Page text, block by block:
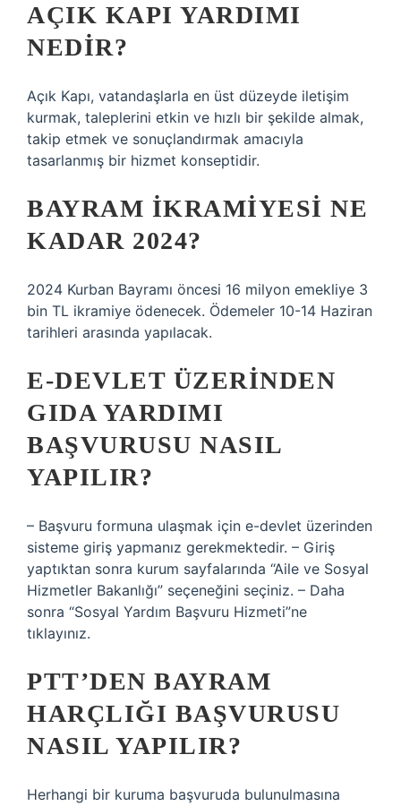
AÇIK KAPI YARDIMI
NEDIR?
Açık Kapı, vatandaşlarla en üst düzeyde iletişim
kurmak, taleplerini etkin ve hızlı bir şekilde almak,
takip etmek ve sonuçlandırmak amacıyla
tasarlanmış bir hizmet konseptidir.
BAYRAM IKRAMIYESI NE
KADAR 2024?
2024 Kurban Bayramı öncesi 16 milyon emekliye 3
bin TL ikramiye ödenecek. Ödemeler 10-14 Haziran
tarihleri ​​arasında yapılacak.
E-DEVLET ÜZERINDEN
GIDA YARDIMI
BAŞVURUSU NASIL
YAPILIR?
– Başvuru formuna ulaşmak için e-devlet üzerinden
sisteme giriş yapmanız gerekmektedir. – Giriş
yaptıktan sonra kurum sayfalarında “Aile ve Sosyal
Hizmetler Bakanlığı” seçeneğini seçiniz. – Daha
sonra “Sosyal Yardım Başvuru Hizmeti”ne
tıklayınız.
PTT’DEN BAYRAM
HARÇLIĞI BAŞVURUSU
NASIL YAPILIR?
Herhangi bir kuruma başvuruda bulunulmasına